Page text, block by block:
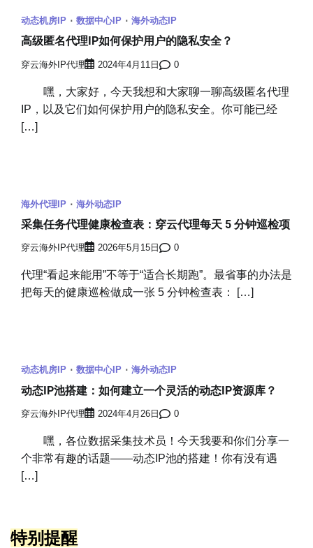
动态机房IP 数据中心IP 海外动态IP
高级匿名代理IP如何保护用户的隐私安全？
穿云海外IP代理 2024年4月11日 0
嘿，大家好，今天我想和大家聊一聊高级匿名代理
IP，以及它们如何保护用户的隐私安全。你可能已经
[…]
海外代理IP 海外动态IP
采集任务代理健康检查表：穿云代理每天 5 分钟巡检项
穿云海外IP代理 2026年5月15日 0
代理“看起来能用”不等于“适合长期跑”。最省事的办法是
把每天的健康巡检做成一张 5 分钟检查表： […]
动态机房IP 数据中心IP 海外动态IP
动态IP池搭建：如何建立一个灵活的动态IP资源库？
穿云海外IP代理 2024年4月26日 0
嘿，各位数据采集技术员！今天我要和你们分享一
个非常有趣的话题——动态IP池的搭建！你有没有遇
[…]
特别提醒